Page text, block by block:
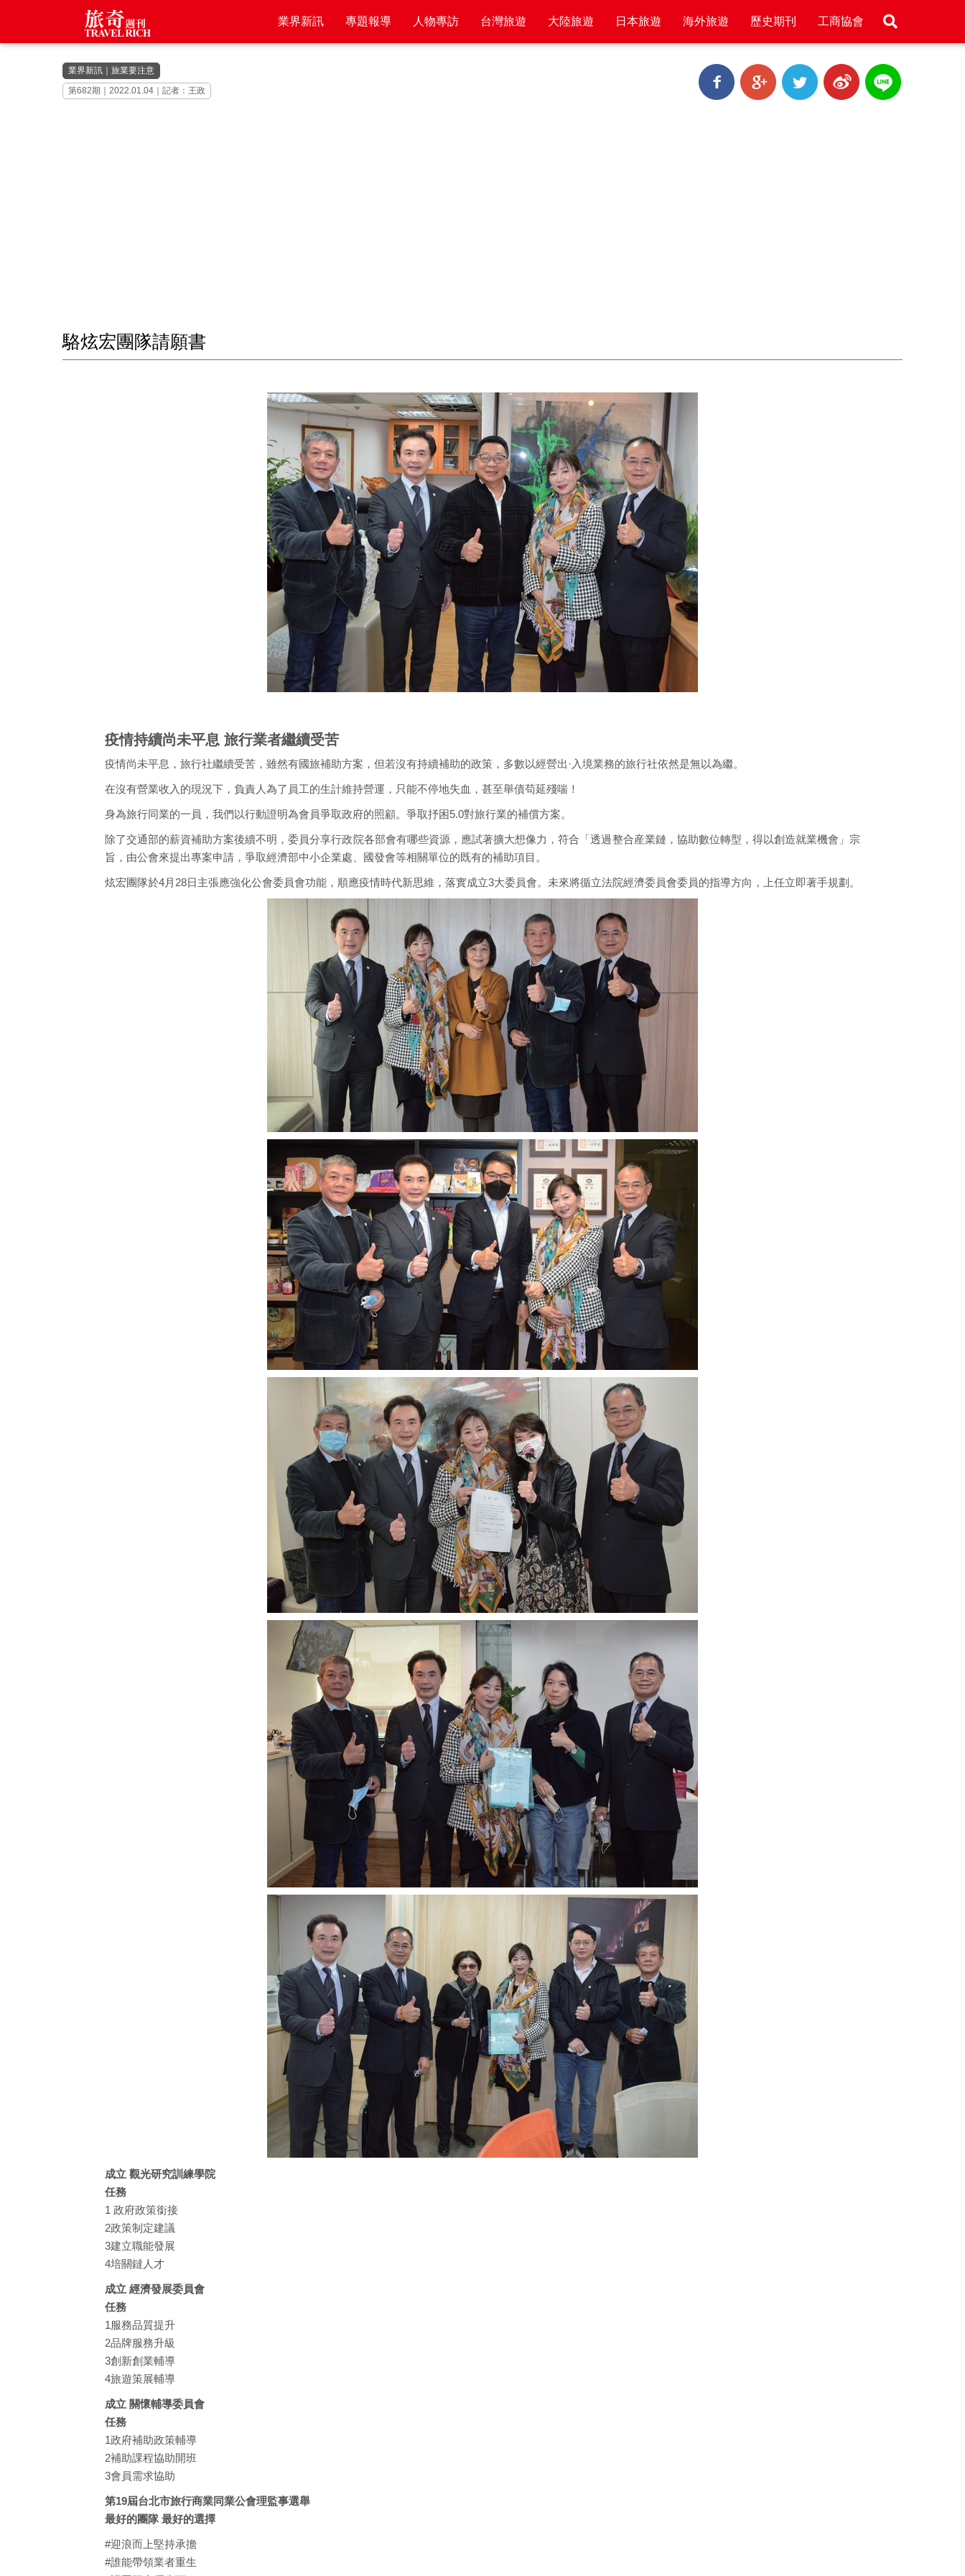
業界新訊 專題報導 人物專訪 台灣旅遊 大陸旅遊 日本旅遊 海外旅遊 歷史期刊 工商協會
業界新訊
旅業要注意
第682期｜2022.01.04｜記者：王政
駱炫宏團隊請願書
疫情持續尚未平息 旅行業者繼續受苦
疫情尚未平息，旅行社繼續受苦，雖然有國旅補助方案，但若沒有持續補助的政策，多數以經營出·入境業務的旅行社依然是無以為繼。
在沒有營業收入的現況下，負責人為了員工的生計維持營運，只能不停地失血，甚至舉債苟延殘喘！
身為旅行同業的一員，我們以行動證明為會員爭取政府的照顧。爭取抒困5.0對旅行業的補償方案。
除了交通部的薪資補助方案後續不明，委員分享行政院各部會有哪些資源，應試著擴大想像力，符合「透過整合産業鏈，協助數位轉型，得以創造就業機會」宗
旨，由公會來提出專案申請，爭取經濟部中小企業處、國發會等相關單位的既有的補助項目。
炫宏團隊於4月28日主張應強化公會委員會功能，順應疫情時代新思維，落實成立3大委員會。未來將循立法院經濟委員會委員的指導方向，上任立即著手規劃。
成立 觀光研究訓練學院
任務
1 政府政策銜接
2政策制定建議
3建立職能發展
4培關鐽人才
成立 經濟發展委員會
任務
1服務品質提升
2品牌服務升級
3創新創業輔導
4旅遊策展輔導
成立 關懷輔導委員會
任務
1政府補助政策輔導
2補助課程協助開班
3會員需求協助
第19屆台北市旅行商業同業公會理監事選舉
最好的團隊 最好的選擇
#迎浪而上堅持承擔
#誰能帶領業者重生